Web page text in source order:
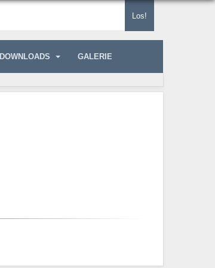
Los!
DOWNLOADS GALERIE